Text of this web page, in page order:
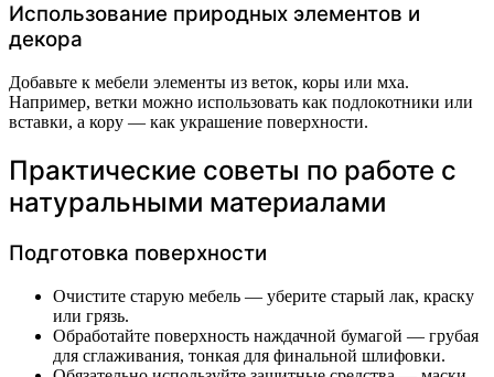
Использование природных элементов и
декора
Добавьте к мебели элементы из веток, коры или мха.
Например, ветки можно использовать как подлокотники или
вставки, а кору — как украшение поверхности.
Практические советы по работе с
натуральными материалами
Подготовка поверхности
Очистите старую мебель — уберите старый лак, краску
или грязь.
Обработайте поверхность наждачной бумагой — грубая
для сглаживания, тонкая для финальной шлифовки.